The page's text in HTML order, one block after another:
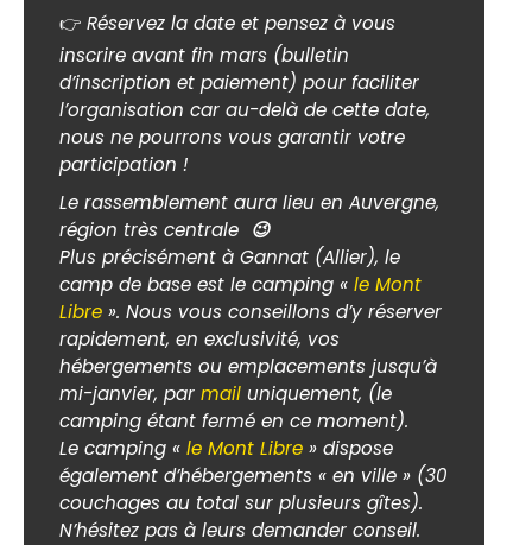
👉 Réservez la date et pensez à vous
inscrire avant fin mars (bulletin
d’inscription et paiement) pour faciliter
l’organisation car au-delà de cette date,
nous ne pourrons vous garantir votre
participation !
Le rassemblement aura lieu en Auvergne,
région très centrale 😉
Plus précisément à Gannat (Allier), le
camp de base est le camping « le Mont
Libre ». Nous vous conseillons d’y réserver
rapidement, en exclusivité, vos
hébergements ou emplacements jusqu’à
mi-janvier, par mail uniquement, (le
camping étant fermé en ce moment).
Le camping « le Mont Libre » dispose
également d’hébergements « en ville » (30
couchages au total sur plusieurs gîtes).
N’hésitez pas à leurs demander conseil.